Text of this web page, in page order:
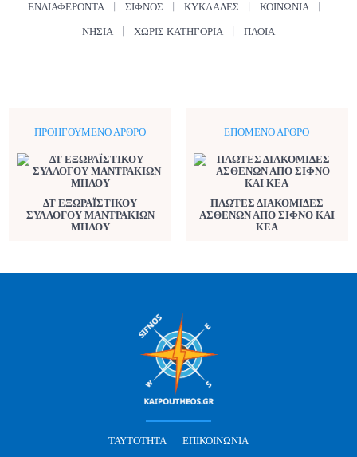
ΕΝΔΙΑΦΈΡΟΝΤΑ ΣΊΦΝΟΣ ΚΥΚΛΆΔΕΣ ΚΟΙΝΩΝΊΑ
ΝΗΣΙΆ ΧΩΡΊΣ ΚΑΤΗΓΟΡΊΑ ΠΛΟΊΑ
ΠΡΟΗΓΟΎΜΕΝΟ ΆΡΘΡΟ
ΔΤ ΕΞΩΡΑΪΣΤΙΚΟΥ
ΣΥΛΛΟΓΟΥ ΜΑΝΤΡΑΚΙΩΝ
ΜΗΛΟΥ
ΕΠΌΜΕΝΟ ΆΡΘΡΟ
ΠΛΩΤΕΣ ΔΙΑΚΟΜΙΔΕΣ
ΑΣΘΕΝΩΝ ΑΠΟ ΣΙΦΝΟ ΚΑΙ
ΚΕΑ
ΤΑΥΤΌΤΗΤΑ ΕΠΙΚΟΙΝΩΝΊΑ